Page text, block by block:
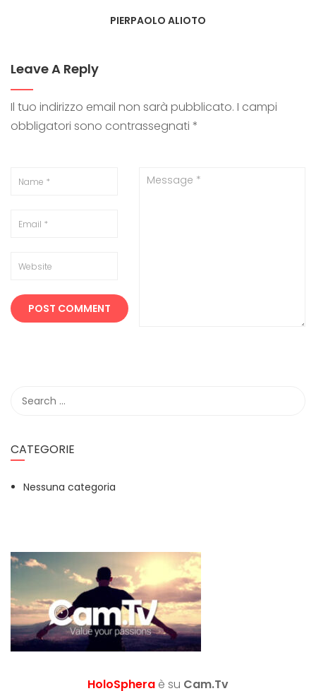
PIERPAOLO ALIOTO
Leave A Reply
Il tuo indirizzo email non sarà pubblicato. I campi
obbligatori sono contrassegnati *
CATEGORIE
Nessuna categoria
HoloSphera è su Cam.Tv